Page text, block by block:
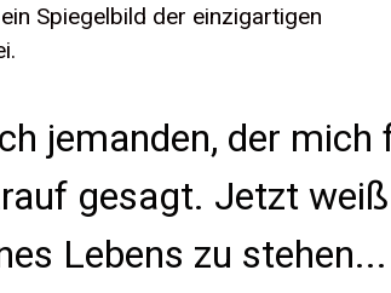
Spiegelbild der einzigartigen
jemanden, der
gesagt. Jetzt
Lebens zu